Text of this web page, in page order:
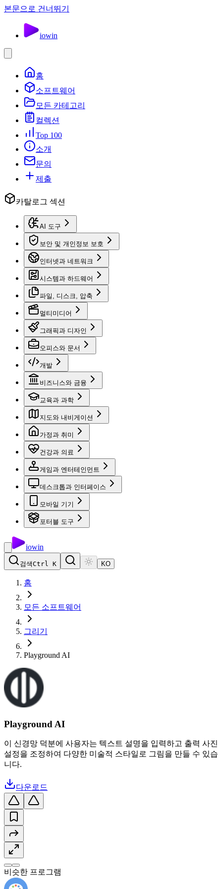
본문으로 건너뛰기
iowin
홈
소프트웨어
모든 카테고리
컬렉션
Top 100
소개
문의
제출
카탈로그 섹션
AI 도구
보안 및 개인정보 보호
인터넷과 네트워크
시스템과 하드웨어
파일, 디스크, 압축
멀티미디어
그래픽과 디자인
오피스와 문서
개발
비즈니스와 금융
교육과 과학
지도와 내비게이션
가정과 취미
건강과 의료
게임과 엔터테인먼트
데스크톱과 인터페이스
모바일 기기
포터블 도구
iowin
검색Ctrl K KO
홈
모든 소프트웨어
그리기
Playground AI
Playground AI
이 신경망 덕분에 사용자는 텍스트 설명을 입력하고 출력 사진
설정을 조정하여 다양한 미술적 스타일로 그림을 만들 수 있습
니다.
다운로드
비슷한 프로그램